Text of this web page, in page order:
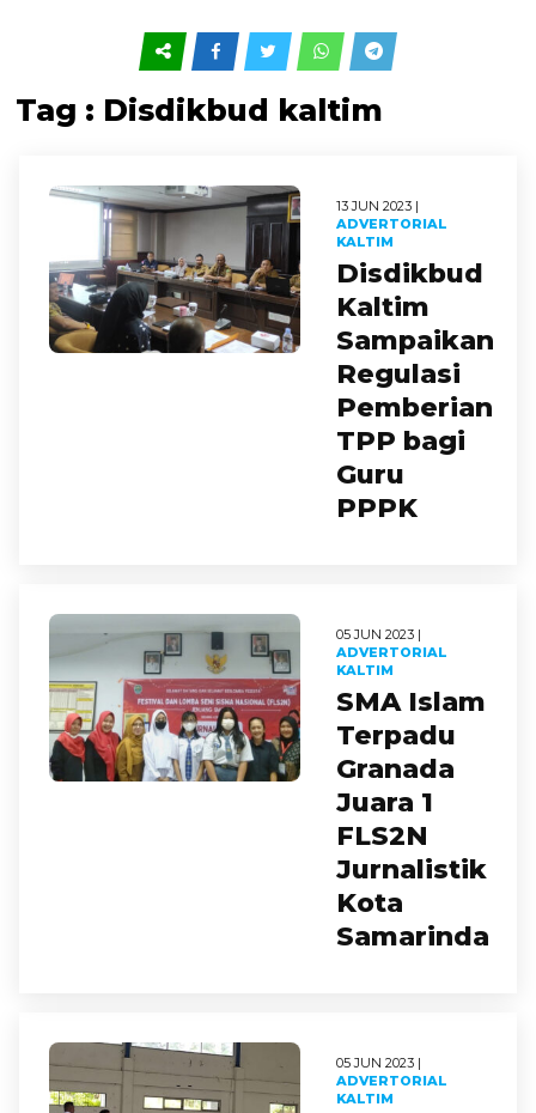
Tag : Disdikbud kaltim
13 JUN 2023 |
ADVERTORIAL
KALTIM
Disdikbud
Kaltim
Sampaikan
Regulasi
Pemberian
TPP bagi
Guru
PPPK
05 JUN 2023 |
ADVERTORIAL
KALTIM
SMA Islam
Terpadu
Granada
Juara 1
FLS2N
Jurnalistik
Kota
Samarinda
05 JUN 2023 |
ADVERTORIAL
KALTIM